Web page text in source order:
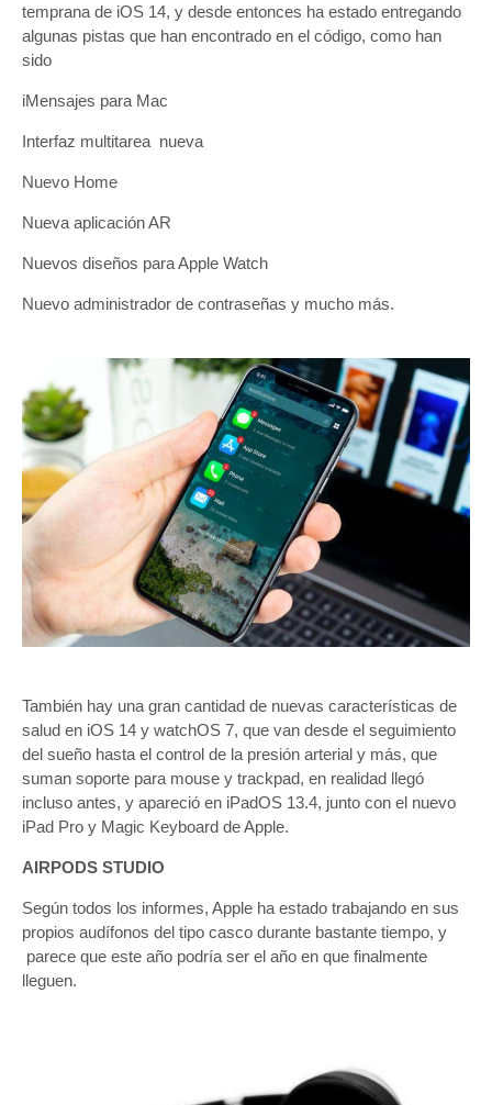
temprana de iOS 14, y desde entonces ha estado entregando
algunas pistas que han encontrado en el código, como han
sido
iMensajes para Mac
Interfaz multitarea nueva
Nuevo Home
Nueva aplicación AR
Nuevos diseños para Apple Watch
Nuevo administrador de contraseñas y mucho más.
También hay una gran cantidad de nuevas características de
salud en iOS 14 y watchOS 7, que van desde el seguimiento
del sueño hasta el control de la presión arterial y más, que
suman soporte para mouse y trackpad, en realidad llegó
incluso antes, y apareció en iPadOS 13.4, junto con el nuevo
iPad Pro y Magic Keyboard de Apple.
AIRPODS STUDIO
Según todos los informes, Apple ha estado trabajando en sus
propios audífonos del tipo casco durante bastante tiempo, y
parece que este año podría ser el año en que finalmente
lleguen.